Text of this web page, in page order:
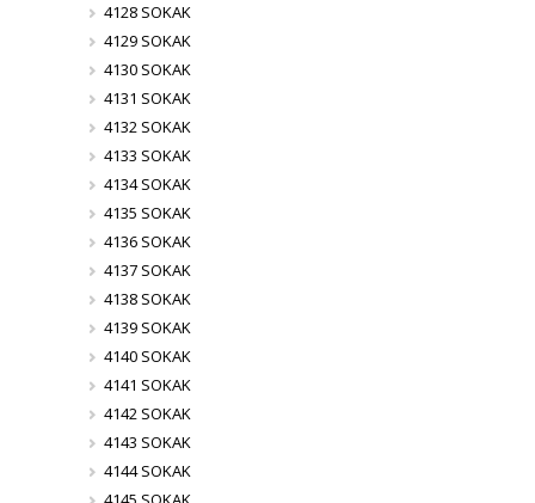
4128 SOKAK
4129 SOKAK
4130 SOKAK
4131 SOKAK
4132 SOKAK
4133 SOKAK
4134 SOKAK
4135 SOKAK
4136 SOKAK
4137 SOKAK
4138 SOKAK
4139 SOKAK
4140 SOKAK
4141 SOKAK
4142 SOKAK
4143 SOKAK
4144 SOKAK